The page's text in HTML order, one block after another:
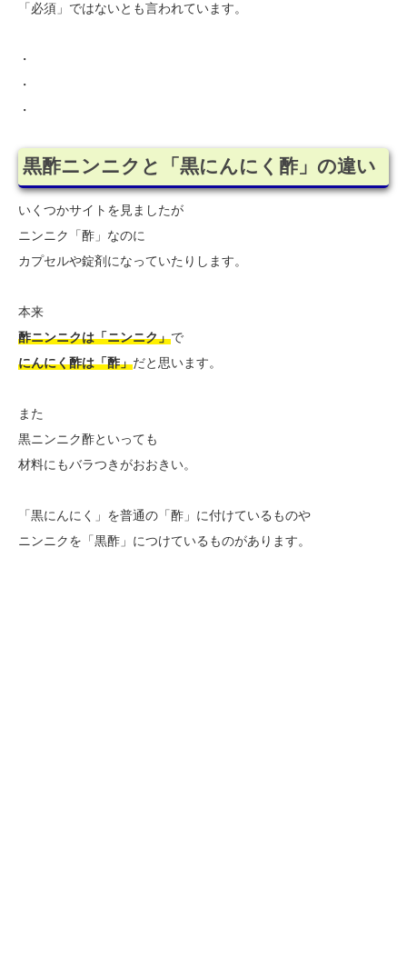
「必須」ではないとも言われています。
・
・
・
黒酢ニンニクと「黒にんにく酢」の違い
いくつかサイトを見ましたが
ニンニク「酢」なのに
カプセルや錠剤になっていたりします。
本来
酢ニンニクは「ニンニク」で
にんにく酢は「酢」だと思います。
また
黒ニンニク酢といっても
材料にもバラつきがおおきい。
「黒にんにく」を普通の「酢」に付けているものや
ニンニクを「黒酢」につけているものがあります。